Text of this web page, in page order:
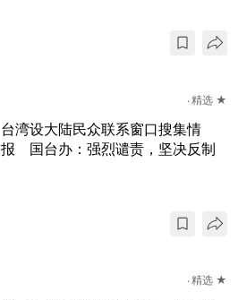
精选 ★
台湾设大陆民众联系窗口搜集情
报 国台办：强烈谴责，坚决反制
精选 ★